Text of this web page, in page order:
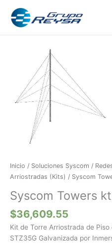
contenido
Inicio / Soluciones Syscom /
Arriostradas (Kits) / Syscom
Syscom Towers
$36,609.55
Kit de Torre Arriostrada de
STZ35G Galvanizada por
024
cantidad